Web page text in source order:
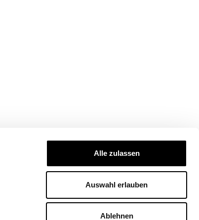
Alle zulassen
Auswahl erlauben
Ablehnen